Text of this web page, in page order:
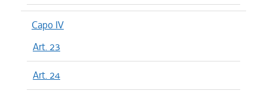
Capo IV
Art. 23
Art. 24